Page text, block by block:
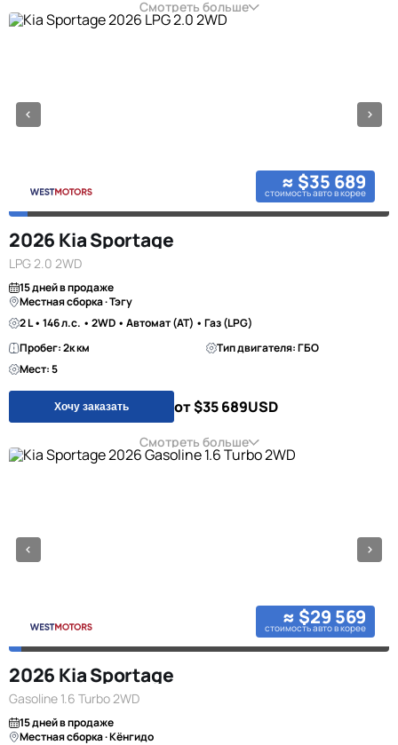
Смотреть больше
≈ $35 689
стоимость авто в корее
2026 Kia Sportage
LPG 2.0 2WD
15 дней в продаже
Местная сборка · Тэгу
2 L • 146 л.с. • 2WD • Автомат (AT) • Газ (LPG)
Пробег: 2к км
Тип двигателя: ГБО
Мест: 5
Хочу заказать от $35 689USD
Смотреть больше
≈ $29 569
стоимость авто в корее
2026 Kia Sportage
Gasoline 1.6 Turbo 2WD
15 дней в продаже
Местная сборка · Кёнгидо